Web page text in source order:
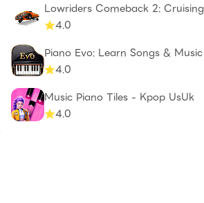
Lowriders Comeback 2: Cruising
4.0
Piano Evo: Learn Songs & Music
4.0
Music Piano Tiles - Kpop UsUk
4.0